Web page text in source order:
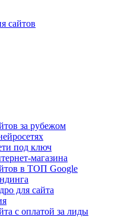
сайтов
за рубежом
под ключ
магазина
в ТОП Google
для сайта
с оплатой за лиды